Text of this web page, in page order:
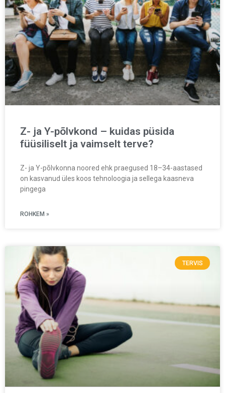
Z- ja Y-põlvkond – kuidas püsida
füüsiliselt ja vaimselt terve?
Z- ja Y-põlvkonna noored ehk praegused 18–34-aastased
on kasvanud üles koos tehnoloogia ja sellega kaasneva
pingega
ROHKEM »
TERVIS